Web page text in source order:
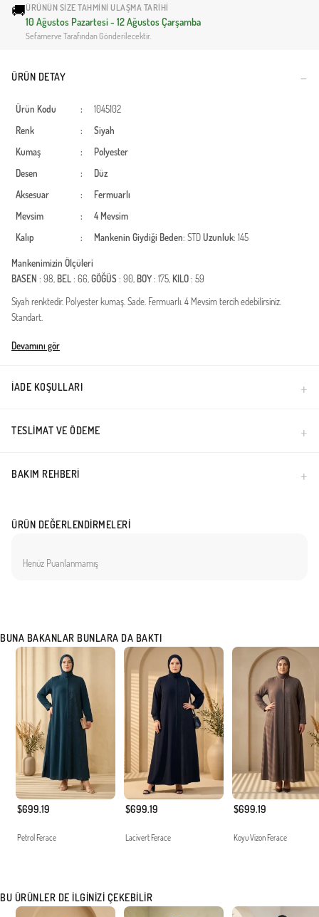
🚚ÜRÜNÜN SIZE TAHMINI ULAŞMA TARIHI
10 Ağustos Pazartesi - 12 Ağustos Çarşamba
Sefamerve Tarafından Gönderilecektir.
ÜRÜN DETAY
Ürün Kodu :
1045102
Renk
:
Siyah
Kumaş
:
Polyester
Desen
:
Düz
Aksesuar
:
Fermuarlı
Mevsim
:
4 Mevsim
Kalıp
: Mankenin Giydiği Beden: STDUzunluk: 145
Mankenimizin Ölçüleri
BASEN : 98, BEL: 66,GÖĞÜS: 90, BOY: 175, KILO: 59
Siyah renktedir. Polyester kumaş. Sade. Fermuarlı. 4 Mevsim tercih edebilirsiniz.
Standart.
Türkiye'de üretilmiştir.
Devamını gör
İADE KOŞULLARI
TESLIMAT VE ÖDEME
BAKIM REHBERI
ÜRÜN DEĞERLENDIRMELERI
Henüz Puanlanmamış
BUNA BAKANLAR BUNLARA DA BAKTI
$699.19
Petrol Ferace
$699.19
Lacivert Ferace
$699.19
Koyu Vizon Ferace
BU ÜRÜNLER DE İLGINIZI ÇEKEBILIR